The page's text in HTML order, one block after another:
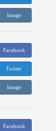
Image
Facebook
Twitter
Image
Facebook